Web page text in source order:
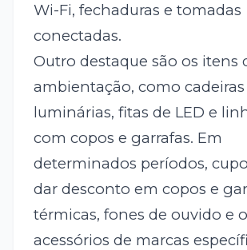
Wi-Fi, fechaduras e tomadas
conectadas.
Outro destaque são os itens
ambientação, como cadeiras
luminárias, fitas de LED e
com copos e garrafas. Em
determinados períodos,
dar desconto em copos e
térmicas, fones de ouvido e
acessórios de marcas